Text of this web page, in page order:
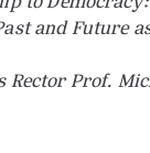
and Future
Rector Prof.